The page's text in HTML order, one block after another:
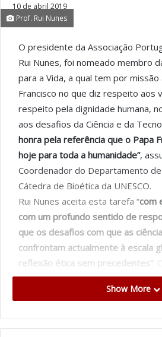
10 de abril 2019
Prof. Rui Nunes
O presidente da Associação
Rui Nunes, foi nomeado membro
para a Vida, a qual tem por missão
Francisco no que diz respeito aos
respeito pela dignidade humana,
aos desafios da Ciência e da
honra pela referência que o Papa
hoje para toda a humanidade”,
Coordenador do Departamento
Cátedra de Bioética da UNESCO.
Rui Nunes aceita esta tarefa “com
com um profundo sentido de
que os desafios com que as
confrontam actualmente à escala
reflexão ética sem precedentes”
da Faculdade de Medicina da
“também
Show More